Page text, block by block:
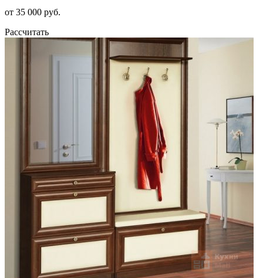
от 35 000 руб.
Рассчитать